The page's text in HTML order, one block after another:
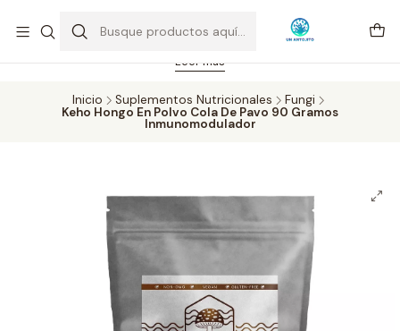
Feriado 21-05-2026 atención hasta las 14 hrs. Envío GRATIS mismo
día solo área Metropolitana Santiago por compras desde CLP 39.900.
Pedidos hasta 16 hrs., sábados y domingos hasta 14 hrs.
Leer más
Inicio Suplementos Nutricionales
Fungi
Keho Hongo En Polvo Cola De Pavo 90 Gramos
Inmunomodulador